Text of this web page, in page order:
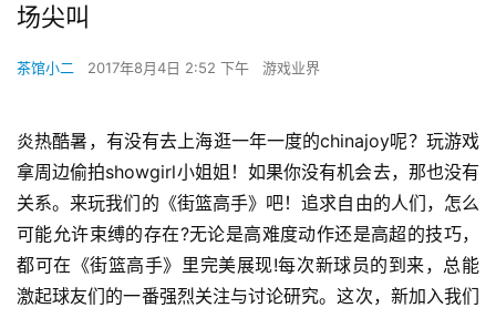
场尖叫
茶馆小二 2017年8月4日 2:52 下午 游戏业界
炎热酷暑，有没有去上海逛一年一度的chinajoy呢？玩游戏
拿周边偷拍showgirl小姐姐！如果你没有机会去，那也没有
关系。来玩我们的《街篮高手》吧！追求自由的人们，怎么
可能允许束缚的存在?无论是高难度动作还是高超的技巧，
都可在《街篮高手》里完美展现!每次新球员的到来，总能
激起球友们的一番强烈关注与讨论研究。这次，新加入我们